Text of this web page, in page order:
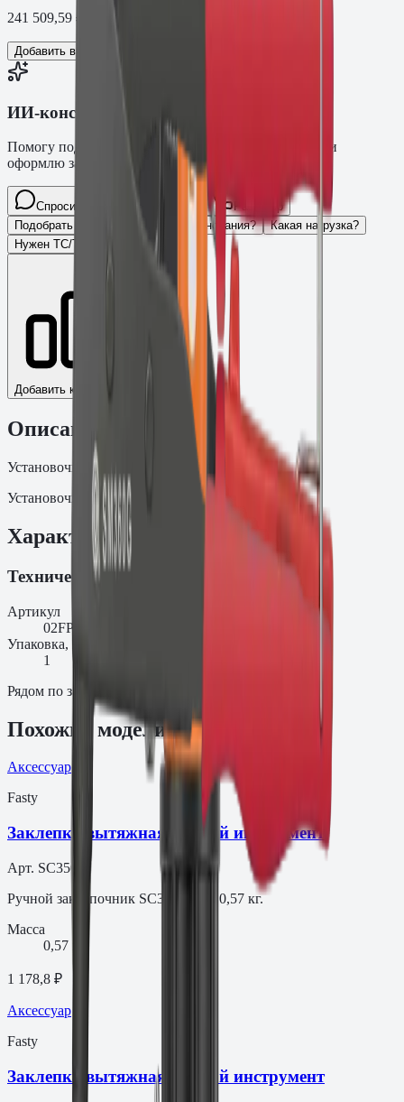
241 509,59 ₽
Добавить в корзину
ИИ-консультант Fasty
Помогу подобрать товар, расскажу характеристики и
оформлю заявку.
Спросите про крепёж Fasty…
Разговор
Подобрать размер
Для какого основания?
Какая нагрузка?
Нужен ТС/ТО
Добавить к сравнению
Описание
Установочный инструмент
Установочный инструмент PP5000 (RL60).
Характеристики
Технические характеристики
Артикул
02FPP5000
Упаковка, шт.
1
Рядом по задаче
Похожие модели
Аксессуар
Fasty
Заклепка вытяжная Ручной инструмент
Арт. SC350B
Ручной заклёпочник SC350B, вес 0,57 кг.
Масса
0,57 кг
1 178,8 ₽
Аксессуар
Fasty
Заклепка вытяжная Ручной инструмент